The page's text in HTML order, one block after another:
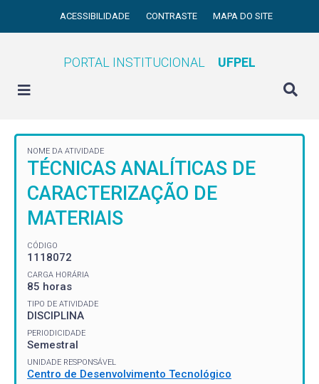
ACESSIBILIDADE CONTRASTE MAPA DO SITE
PORTAL INSTITUCIONAL UFPEL
NOME DA ATIVIDADE
TÉCNICAS ANALÍTICAS DE
CARACTERIZAÇÃO DE
MATERIAIS
CÓDIGO
1118072
CARGA HORÁRIA
85 horas
TIPO DE ATIVIDADE
DISCIPLINA
PERIODICIDADE
Semestral
UNIDADE RESPONSÁVEL
Centro de Desenvolvimento Tecnológico